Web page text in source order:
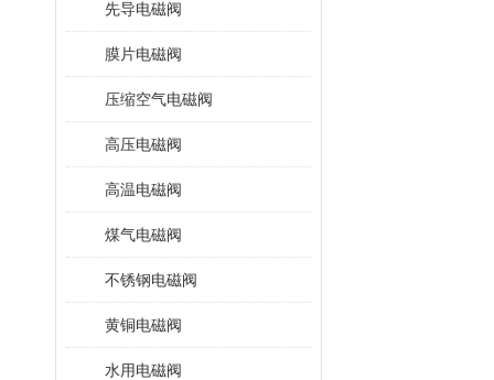
先导电磁阀
膜片电磁阀
压缩空气电磁阀
高压电磁阀
高温电磁阀
煤气电磁阀
不锈钢电磁阀
黄铜电磁阀
水用电磁阀